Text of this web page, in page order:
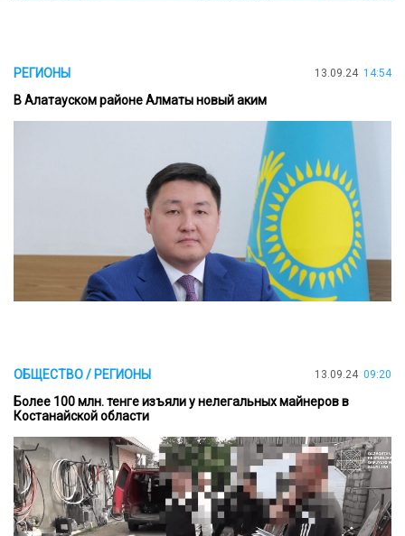
РЕГИОНЫ 13.09.24 14:54
В Алатауском районе Алматы новый аким
ОБЩЕСТВО / РЕГИОНЫ 13.09.24 09:20
Более 100 млн. тенге изъяли у нелегальных майнеров в
Костанайской области